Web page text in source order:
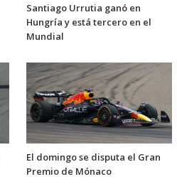
Santiago Urrutia ganó en
Hungría y está tercero en el
Mundial
El domingo se disputa el Gran
Premio de Mónaco